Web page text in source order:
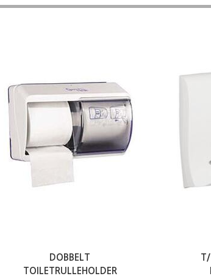
DOBBELT
TOILETRULLEHOLDER
T/